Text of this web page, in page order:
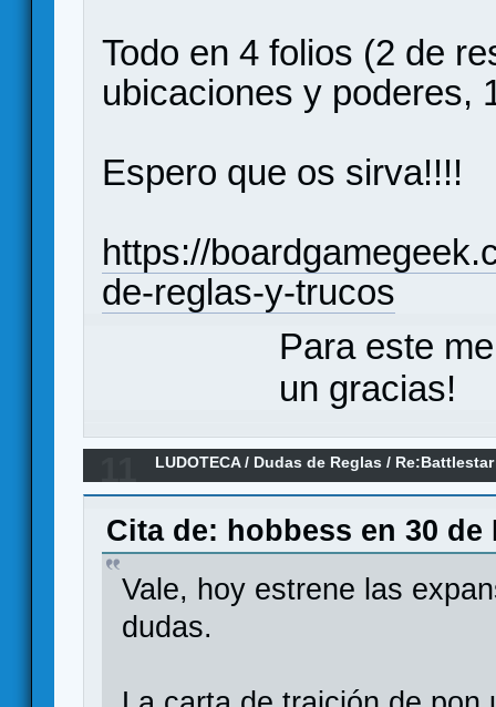
Todo en 4 folios (2 de
ubicaciones y poderes,
Espero que os sirva!!!!
https://
de-reglas-y-trucos
Para este
un gracias!
LUDOTECA/ Dudas de Reglas /
Cita de: hobbess en 30 de
Vale, hoy estrene las
dudas.